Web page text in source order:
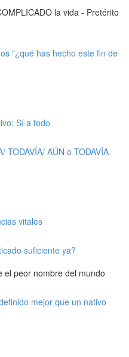
la vida - Pretérito
"¿qué has hecho este fin de
Sí a todo
TODAVÍA/ AÚN o TODAVÍA
vitales
suficiente ya?
el peor nombre del mundo
mejor que un nativo